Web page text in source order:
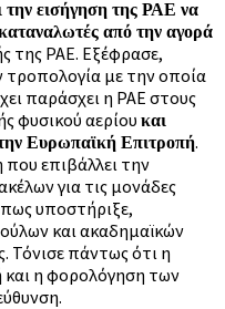
την εισήγηση της ΡΑΕ να
από την αγορά
της ΡΑΕ. Εξέφρασε,
τροπολογία με την οποία
παράσχει η ΡΑΕ στους
φυσικού αερίου και
Ευρωπαϊκή Επιτροπή.
που επιβάλλει την
για τις μονάδες
υποστήριξε,
και ακαδημαϊκών
Τόνισε πάντως ότι η
και η φορολόγηση των